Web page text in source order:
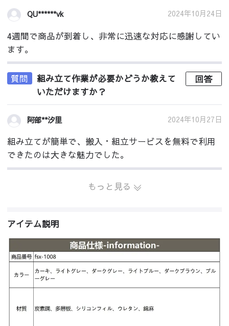
QU******vk 2024年10月24日
4週間で商品が到着し、非常に迅速な対応に感謝してい
ます。
質問
組み立て作業が必要かどうか教えて
いただけますか？
回答
阿部**汐里 2024年10月27日
組み立てが簡単で、搬入・組立サービスを無料で利用
できたのは大きな魅力でした。
もっと見る
アイテム説明